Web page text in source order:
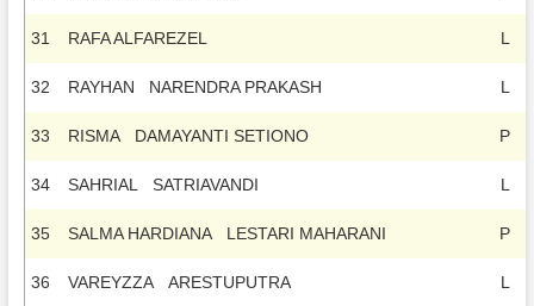
31 RAFA ALFAREZEL L
32 RAYHAN NARENDRA PRAKASH L
33 RISMA DAMAYANTI SETIONO P
34 SAHRIAL SATRIAVANDI L
35 SALMA HARDIANA LESTARI MAHARANI P
36 VAREYZZA ARESTUPUTRA L